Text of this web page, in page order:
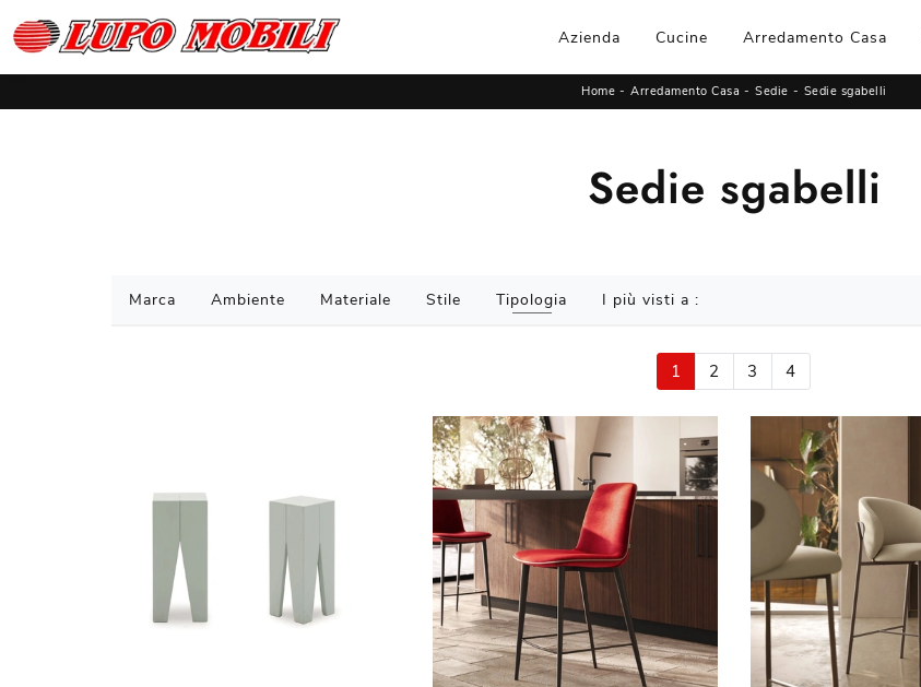
Azienda Cucine Arredamento Casa
Home -Arredamento Casa -Sedie - Sedie sgabelli
Sedie sgabelli
Marca Ambiente Materiale Stile Tipologia I più visti a :
1 2 3 4